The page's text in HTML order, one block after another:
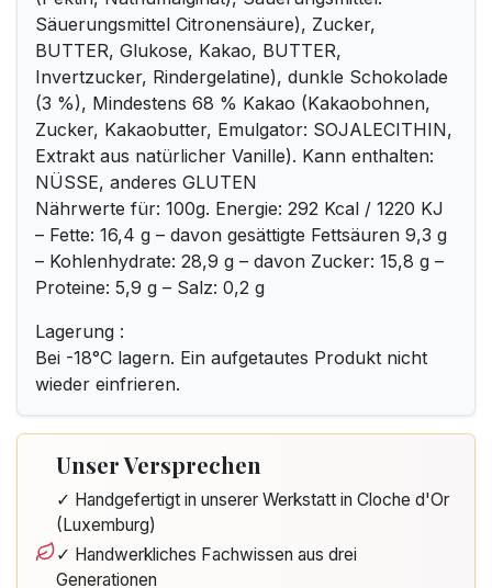
Säuerungsmittel Citronensäure), Zucker,
BUTTER, Glukose, Kakao, BUTTER,
Invertzucker, Rindergelatine), dunkle Schokolade
(3 %), Mindestens 68 % Kakao (Kakaobohnen,
Zucker, Kakaobutter, Emulgator: SOJALECITHIN,
Extrakt aus natürlicher Vanille). Kann enthalten:
NÜSSE, anderes GLUTEN
Nährwerte für: 100g. Energie: 292 Kcal / 1220 KJ
– Fette: 16,4 g – davon gesättigte Fettsäuren 9,3 g
– Kohlenhydrate: 28,9 g – davon Zucker: 15,8 g –
Proteine: 5,9 g – Salz: 0,2 g
Lagerung :
Bei -18°C lagern. Ein aufgetautes Produkt nicht
wieder einfrieren.
Unser Versprechen
✓ Handgefertigt in unserer Werkstatt in Cloche d'Or
(Luxemburg)
✓ Handwerkliches Fachwissen aus drei
Generationen